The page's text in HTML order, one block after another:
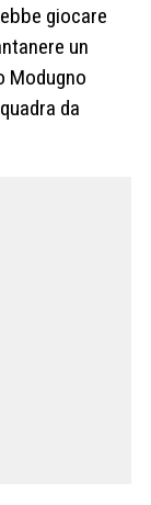
giocare
un
Modugno
da